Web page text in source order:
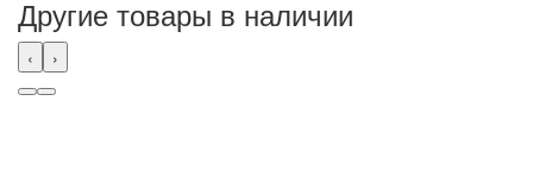
Другие товары в наличии
‹ ›